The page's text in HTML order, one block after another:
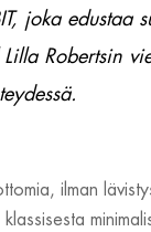
joka edustaa
Robertsin
ilman